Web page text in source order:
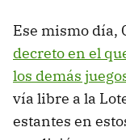
Ese mismo día,
decreto en el
los demás
vía libre a la
estantes en